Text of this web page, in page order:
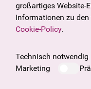
Häufige Fragen
Impressum
großartiges Website-
Informationen zu
Cookie-Policy.
Technisch notwendig
Marketing